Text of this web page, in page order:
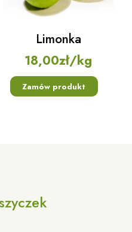
Limonka
18,00zł/kg
Zamów produkt